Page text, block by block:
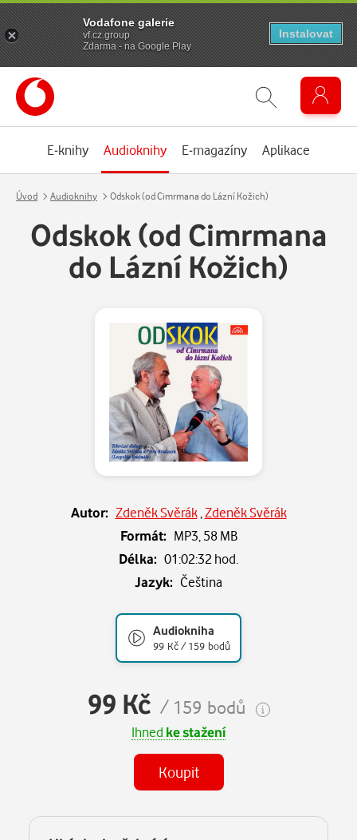
E-knihy Audioknihy E-magazíny Aplikace
Úvod Audioknihy Odskok (od Cimrmana do Lázní Kožich)
Odskok (od Cimrmana
do Lázní Kožich)
Autor: Zdeněk Svěrák, Zdeněk Svěrák
Formát: MP3, 58 MB
Délka: 01:02:32 hod.
Jazyk: Čeština
Audiokniha
99 Kč / 159 bodů
99 Kč / 159 bodů
Ihned ke stažení
Koupit
Některé kapitoly již máte zakoupeny.
Vodafone galerie
vf.cz.group
Zdarma - na Google Play
Instalovat